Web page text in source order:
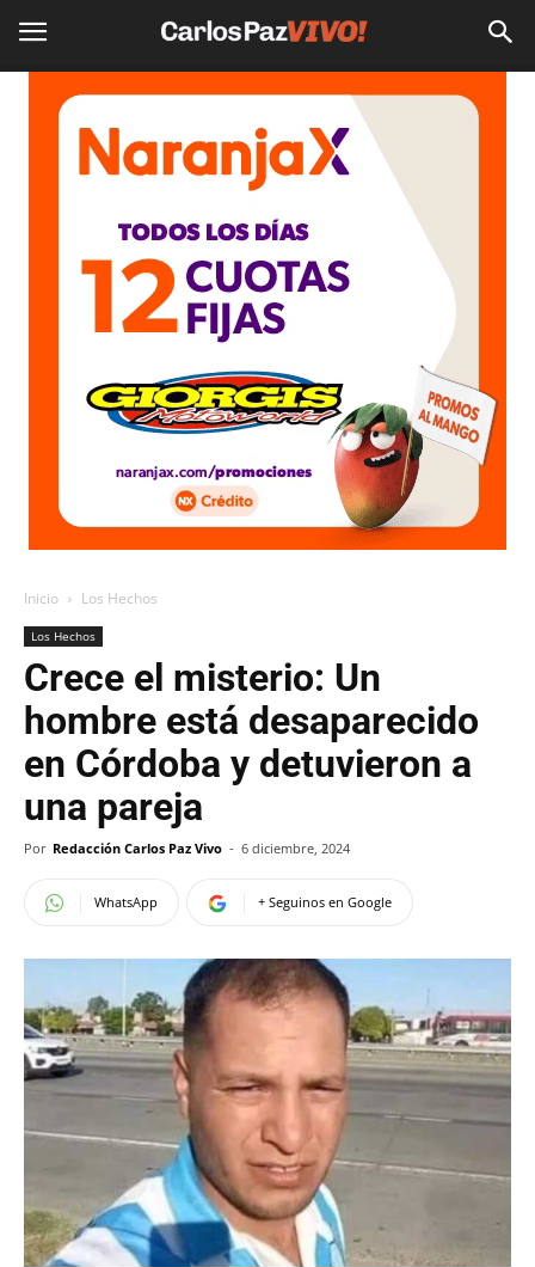
Inicio Los Hechos
Los Hechos
Crece el misterio: Un
hombre está desaparecido
en Córdoba y detuvieron a
una pareja
Por Redacción Carlos Paz Vivo - 6 diciembre, 2024
WhatsApp + Seguinos en Google